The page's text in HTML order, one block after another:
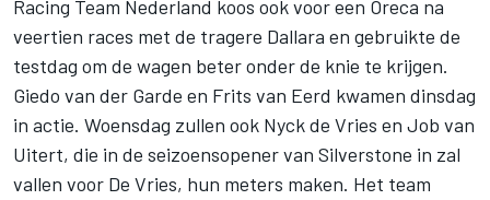
Racing Team Nederland koos ook voor een Oreca na
veertien races met de tragere Dallara en gebruikte de
testdag om de wagen beter onder de knie te krijgen.
Giedo van der Garde en Frits van Eerd kwamen dinsdag
in actie. Woensdag zullen ook Nyck de Vries en Job van
Uitert, die in de seizoensopener van Silverstone in zal
vallen voor De Vries, hun meters maken. Het team